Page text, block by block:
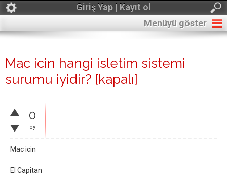
Giriş Yap | Kayıt ol
Menüyü göster
Mac icin hangi isletim sistemi
surumu iyidir? [kapalı]
0
oy
Mac icin
El Capitan